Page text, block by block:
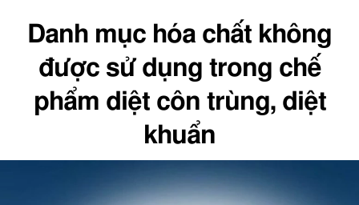
Danh mục hóa chất không
được sử dụng trong chế
phẩm diệt côn trùng, diệt
khuẩn